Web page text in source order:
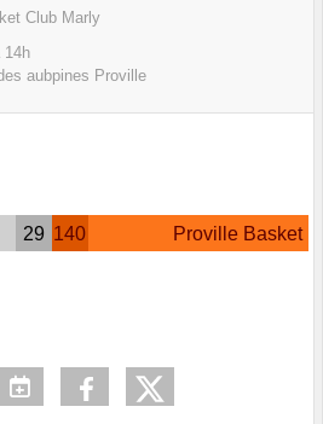
Club Marly
14h
aubpines Proville
29 140 Proville Basket